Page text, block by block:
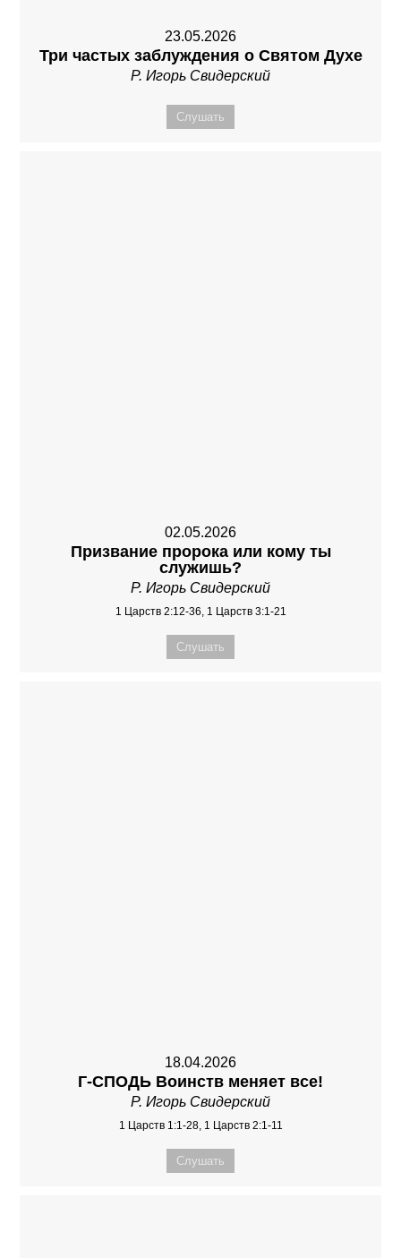
23.05.2026
Три частых заблуждения о Святом Духе
Р. Игорь Свидерский
Слушать
02.05.2026
Призвание пророка или кому ты
служишь?
Р. Игорь Свидерский
1 Царств 2:12-36, 1 Царств 3:1-21
Слушать
18.04.2026
Г-СПОДЬ Воинств меняет все!
Р. Игорь Свидерский
1 Царств 1:1-28, 1 Царств 2:1-11
Слушать